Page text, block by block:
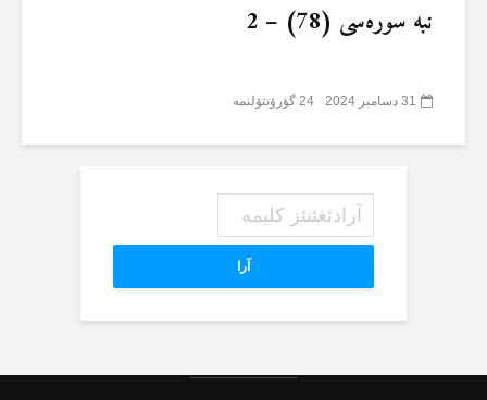
نبە سورەسی (78) – 2
31 دسامبر 2024 24 گؤرۆنتۆلنمە
آرا